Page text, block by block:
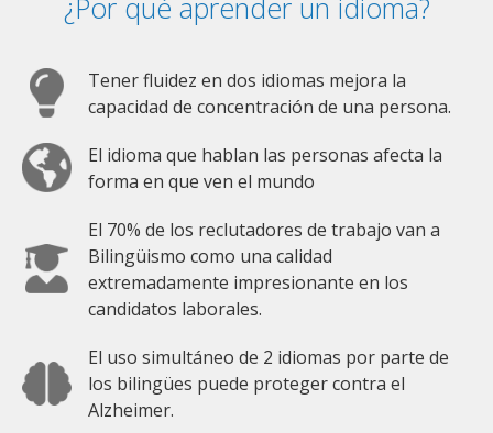
Tener fluidez en dos idiomas mejora la
capacidad de concentración de una persona.
El idioma que hablan las personas afecta la
forma en que ven el mundo
El 70% de los reclutadores de trabajo van a
Bilingüismo como una calidad
extremadamente impresionante en los
candidatos laborales.
El uso simultáneo de 2 idiomas por parte de
los bilingües puede proteger contra el
Alzheimer.